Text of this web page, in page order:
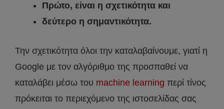
Πρώτο, είναι η σχετικότητα και
δεύτερο η σημαντικότητα.
Την σχετικότητα όλοι την καταλαβαίνουμε, γιατί η
Google με τον αλγόριθμο της προσπαθεί να
καταλάβει μέσω του machine learning περί τίνος
πρόκειται το περιεχόμενο της ιστοσελίδας σας